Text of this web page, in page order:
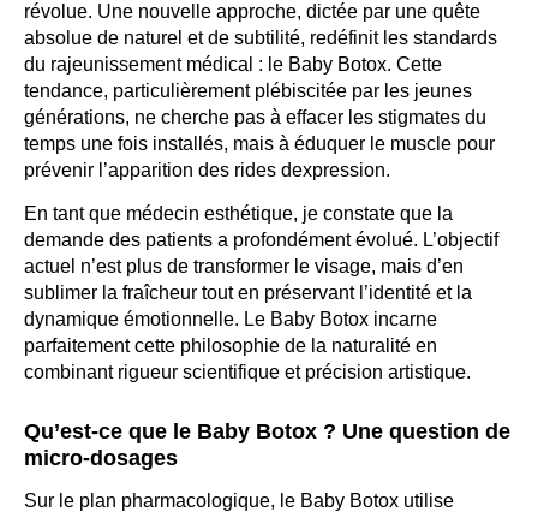
révolue. Une nouvelle approche, dictée par une quête
absolue de naturel et de subtilité, redéfinit les standards
du rajeunissement médical : le Baby Botox. Cette
tendance, particulièrement plébiscitée par les jeunes
générations, ne cherche pas à effacer les stigmates du
temps une fois installés, mais à éduquer le muscle pour
prévenir l’apparition des rides dexpression.
En tant que médecin esthétique, je constate que la
demande des patients a profondément évolué. L’objectif
actuel n’est plus de transformer le visage, mais d’en
sublimer la fraîcheur tout en préservant l’identité et la
dynamique émotionnelle. Le Baby Botox incarne
parfaitement cette philosophie de la naturalité en
combinant rigueur scientifique et précision artistique.
Qu’est-ce que le Baby Botox ? Une question de
micro-dosages
Sur le plan pharmacologique, le Baby Botox utilise